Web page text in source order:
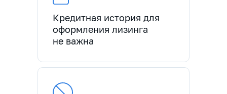
Кредитная история для
оформления лизинга
не важна